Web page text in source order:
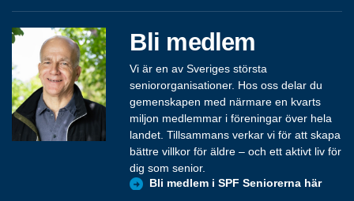
Bli medlem
Vi är en av Sveriges största
seniororganisationer. Hos oss delar du
gemenskapen med närmare en kvarts
miljon medlemmar i föreningar över hela
landet. Tillsammans verkar vi för att skapa
bättre villkor för äldre – och ett aktivt liv för
dig som senior.
Bli medlem i SPF Seniorerna här